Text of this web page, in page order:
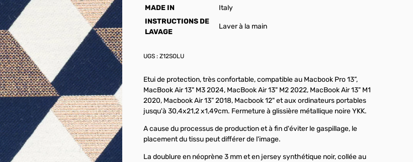
MADE IN
Italy
INSTRUCTIONS DE
LAVAGE
Laver à la main
UGS : Z12SOLU
Etui de protection, très confortable, compatible au Macbook Pro 13”,
MacBook Air 13" M3 2024, MacBook Air 13" M2 2022, MacBook Air 13" M1
2020, Macbook Air 13” 2018, Macbook 12" et aux ordinateurs portables
jusqu'à 30,4x21,2 x1,49cm. Fermeture à glissière métallique noire YKK.
A cause du processus de production et à fin d'éviter le gaspillage, le
placement du tissu peut différer de l'image.
La doublure en néoprène 3 mm et en jersey synthétique noir, collée au